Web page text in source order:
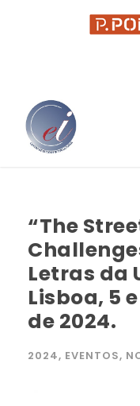
“The
Letras da
Lisboa, 5
de 2024.
2024, EVENTOS,